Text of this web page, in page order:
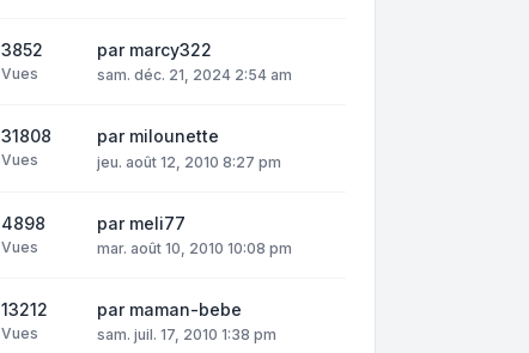
3852
Vues
par marcy322
sam. déc. 21, 2024 2:54 am
31808
Vues
par milounette
jeu. août 12, 2010 8:27 pm
4898
Vues
par meli77
mar. août 10, 2010 10:08 pm
13212
Vues
par maman-bebe
sam. juil. 17, 2010 1:38 pm